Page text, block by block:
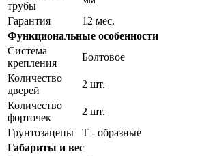
трубы
Гарантия
12 мес.
Функциональные особенности
Система
крепления
Болтовое
Количество
дверей
2 шт.
Количество
форточек
2 шт.
Грунтозацепы
Т - образные
Габариты и вес